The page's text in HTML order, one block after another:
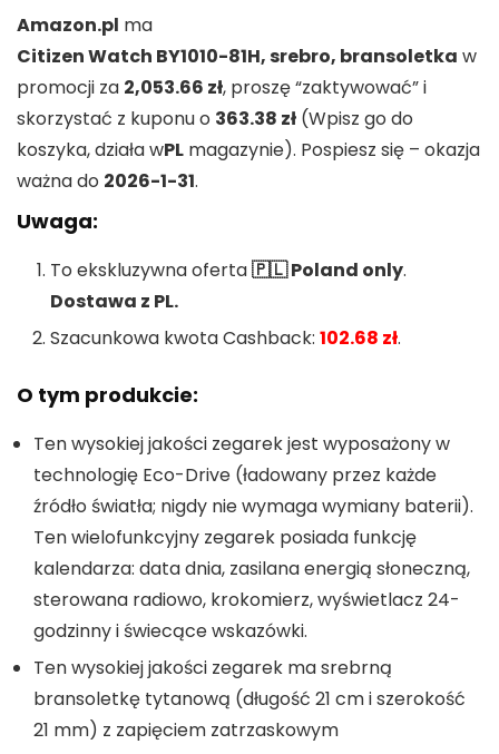
Amazon.pl ma
Citizen Watch BY1010-81H, srebro, bransoletka w
promocji za 2,053.66 zł, proszę “zaktywować” i
skorzystać z kuponu o 363.38 zł (Wpisz go do
koszyka, działa wPL magazynie). Pospiesz się – okazja
ważna do 2026-1-31.
Uwaga:
To ekskluzywna oferta🇵🇱 Poland only.
Dostawa z PL.
Szacunkowa kwota Cashback: 102.68 zł.
O tym produkcie:
Ten wysokiej jakości zegarek jest wyposażony w
technologię Eco-Drive (ładowany przez każde
źródło światła; nigdy nie wymaga wymiany baterii).
Ten wielofunkcyjny zegarek posiada funkcję
kalendarza: data dnia, zasilana energią słoneczną,
sterowana radiowo, krokomierz, wyświetlacz 24-
godzinny i świecące wskazówki.
Ten wysokiej jakości zegarek ma srebrną
bransoletkę tytanową (długość 21 cm i szerokość
21 mm) z zapięciem zatrzaskowym